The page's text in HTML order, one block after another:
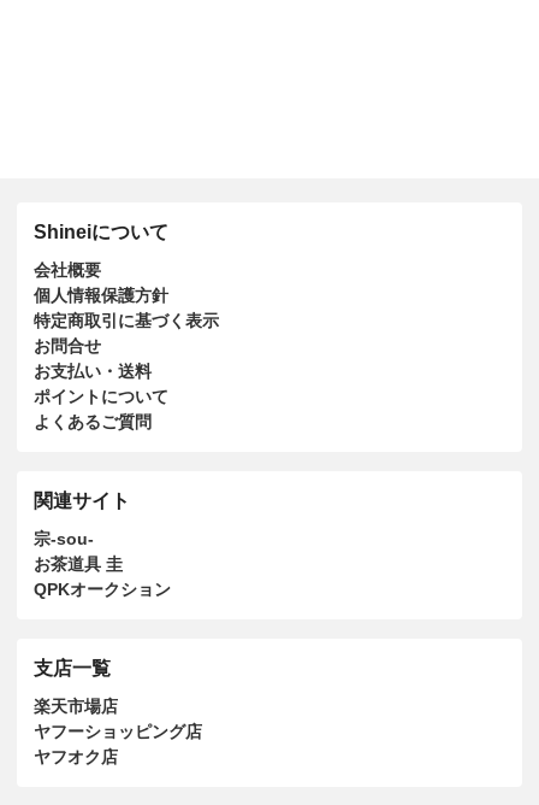
Shineiについて
会社概要
個人情報保護方針
特定商取引に基づく表示
お問合せ
お支払い・送料
ポイントについて
よくあるご質問
関連サイト
宗-sou-
お茶道具 圭
QPKオークション
支店一覧
楽天市場店
ヤフーショッピング店
ヤフオク店